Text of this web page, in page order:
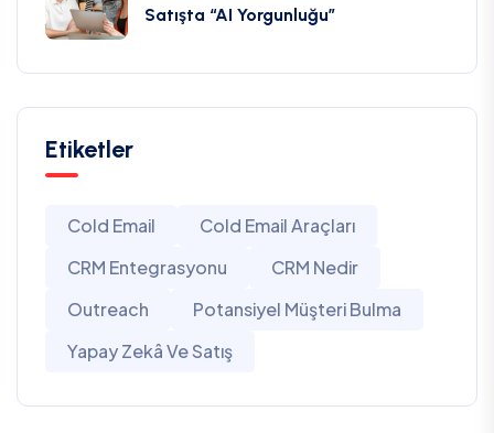
Satışta “AI Yorgunluğu”
Etiketler
Cold Email
Cold Email Araçları
CRM Entegrasyonu
CRM Nedir
Outreach
Potansiyel Müşteri Bulma
Yapay Zekâ Ve Satış